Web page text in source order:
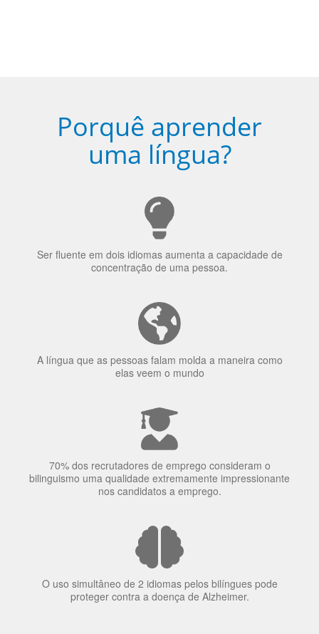
Porquê aprender
uma língua?
Ser fluente em dois idiomas aumenta a capacidade de
concentração de uma pessoa.
A língua que as pessoas falam molda a maneira como
elas veem o mundo
70% dos recrutadores de emprego consideram o
bilinguismo uma qualidade extremamente impressionante
nos candidatos a emprego.
O uso simultâneo de 2 idiomas pelos bilíngues pode
proteger contra a doença de Alzheimer.